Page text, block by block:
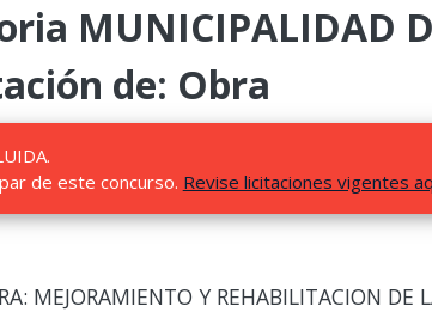
MUNICIPALIDAD
de: Obra
de este concurso. Revise licitaciones vigentes
MEJORAMIENTO Y REHABILITACION DE